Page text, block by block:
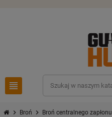
view_headline
chevron_right Broń chevron_right Broń centralnego zapłonu